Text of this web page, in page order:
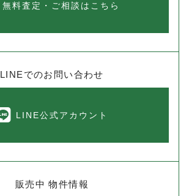
無料査定・ご相談はこちら
LINEでのお問い合わせ
LINE公式アカウント
販売中 物件情報